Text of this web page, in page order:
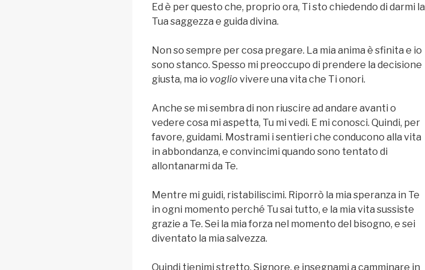
Ed è per questo che, proprio ora, Ti sto chiedendo di darmi la
Tua saggezza e guida divina.
Non so sempre per cosa pregare. La mia anima è sfinita e io
sono stanco. Spesso mi preoccupo di prendere la decisione
giusta, ma io voglio vivere una vita che Ti onori.
Anche se mi sembra di non riuscire ad andare avanti o
vedere cosa mi aspetta, Tu mi vedi. E mi conosci. Quindi, per
favore, guidami. Mostrami i sentieri che conducono alla vita
in abbondanza, e convincimi quando sono tentato di
allontanarmi da Te.
Mentre mi guidi, ristabiliscimi. Riporrò la mia speranza in Te
in ogni momento perché Tu sai tutto, e la mia vita sussiste
grazie a Te. Sei la mia forza nel momento del bisogno, e sei
diventato la mia salvezza.
Quindi tienimi stretto, Signore, e insegnami a camminare in